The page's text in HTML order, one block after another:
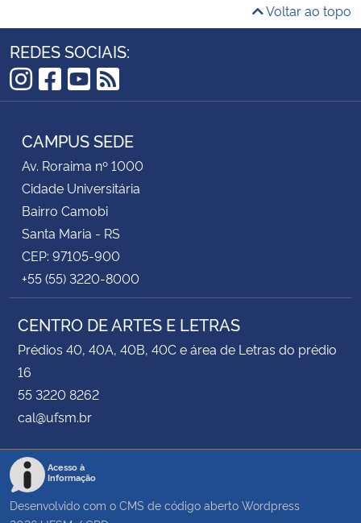
Voltar ao topo
REDES SOCIAIS:
Instagram
Facebook
YouTube
RSS
CAMPUS SEDE
Av. Roraima nº 1000
Cidade Universitária
Bairro Camobi
Santa Maria - RS
CEP: 97105-900
+55 (55) 3220-8000
CENTRO DE ARTES E LETRAS
Prédios 40, 40A, 40B, 40C e área de Letras do prédio
16
55 3220 8262
cal@ufsm.br
Acesso à
Informação
Desenvolvido com o CMS de código aberto Wordpress